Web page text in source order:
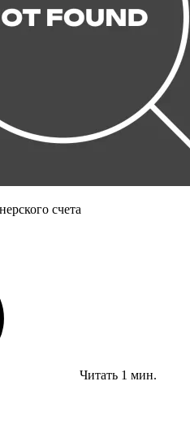
счета
Читать 1 мин.